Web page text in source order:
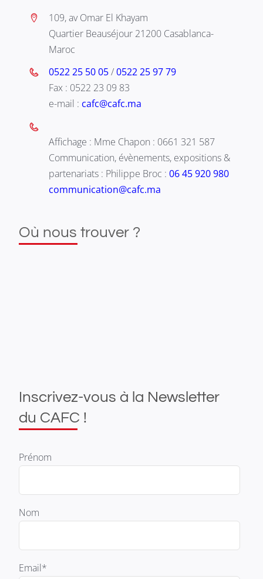
109, av Omar El Khayam
Quartier Beauséjour 21200 Casablanca-
Maroc
0522 25 50 05/0522 25 97 79
Fax : 0522 23 09 83
e-mail : cafc@cafc.ma
Affichage : Mme Chapon : 0661 321 587
Communication, évènements, expositions &
partenariats : Philippe Broc : 06 45 920 980
communication@cafc.ma
Où nous trouver ?
Inscrivez-vous à la Newsletter
du CAFC !
Prénom
Nom
Email*